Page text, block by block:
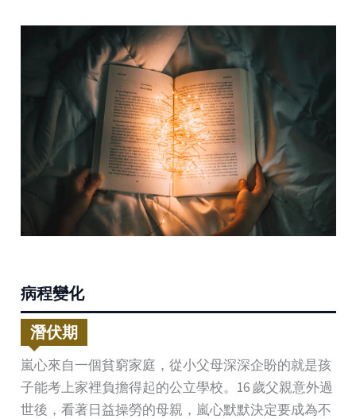
病程變化
潛伏期
嵐心來自一個貧窮家庭，從小父母深深企盼的就是孩
子能考上家裡負擔得起的公立學校。16 歲父親意外過
世後，看著日益操勞的母親，嵐心默默決定要成為不